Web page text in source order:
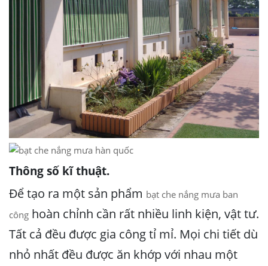
Thông số kĩ thuật.
Để tạo ra một sản phẩm bạt che nắng mưa ban
công hoàn chỉnh cần rất nhiều linh kiện, vật tư.
Tất cả đều được gia công tỉ mỉ. Mọi chi tiết dù
nhỏ nhất đều được ăn khớp với nhau một